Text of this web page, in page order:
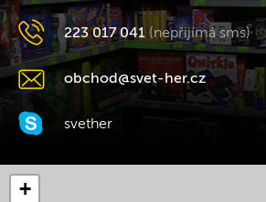
223 017 041 (nepřijímá sms)
obchod@svet-her.cz
svether
+